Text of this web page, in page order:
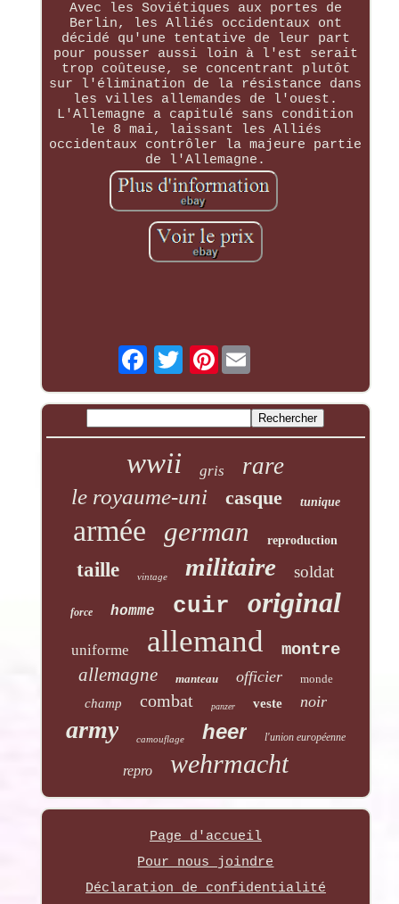
Avec les Soviétiques aux portes de
Berlin, les Alliés occidentaux ont
décidé qu'une tentative de leur part
pour pousser aussi loin à l'est serait
trop coûteuse, se concentrant plutôt
sur l'élimination de la résistance dans
les villes allemandes de l'ouest.
L'Allemagne a capitulé sans condition
le 8 mai, laissant les Alliés
occidentaux contrôler la majeure partie
de l'Allemagne.
Pinterest
wwii gris rare
le royaume-uni casque tunique
armée german reproduction
taille vintage militaire soldat
force homme cuir original
uniforme allemand montre
allemagne manteau officier monde
champ combat panzer veste noir
army camouflage heer l'union européenne
repro wehrmacht
Page d'accueil
Pour nous joindre
Déclaration de confidentialité